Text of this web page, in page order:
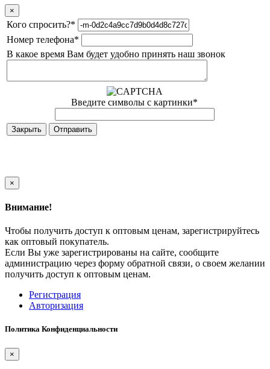
×
Кого спросить?*
Номер телефона*
В какое время Вам будет удобно принять наш звонок
Введите символы с картинки*
Закрыть
×
Внимание!
Чтобы получить доступ к оптовым ценам, зарегистрируйтесь
как оптовый покупатель.
Если Вы уже зарегистрированы на сайте, сообщите
администрацию через форму обратной связи, о своем желании
получить доступ к оптовым ценам.
Регистрация
Авторизация
Политика Конфиденциальности
×